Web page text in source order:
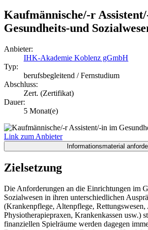
Kaufmännische/-r
Gesundheits-und
Anbieter:
IHK-Akademie Koblenz gGmbH
Typ:
berufsbegleitend / Fernstudium
Abschluss:
Zert. (Zertifikat)
Dauer:
5 Monat(e)
Link zum Anbieter
Zielsetzung
Die Anforderungen an die Einrichtungen im
Sozialwesen in ihren unterschiedlichen
(Krankenpflege, Altenpflege, Rettungswesen,
Physiotherapiepraxen, Krankenkassen usw.)
finanziellen Spielräume werden dagegen